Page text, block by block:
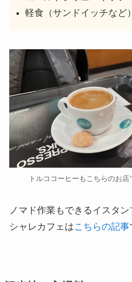
軽食（サンドイッチなど
トルココーヒーもこちらのお店
ノマド作業もできるイスタ
シャレカフェはこちらの記事